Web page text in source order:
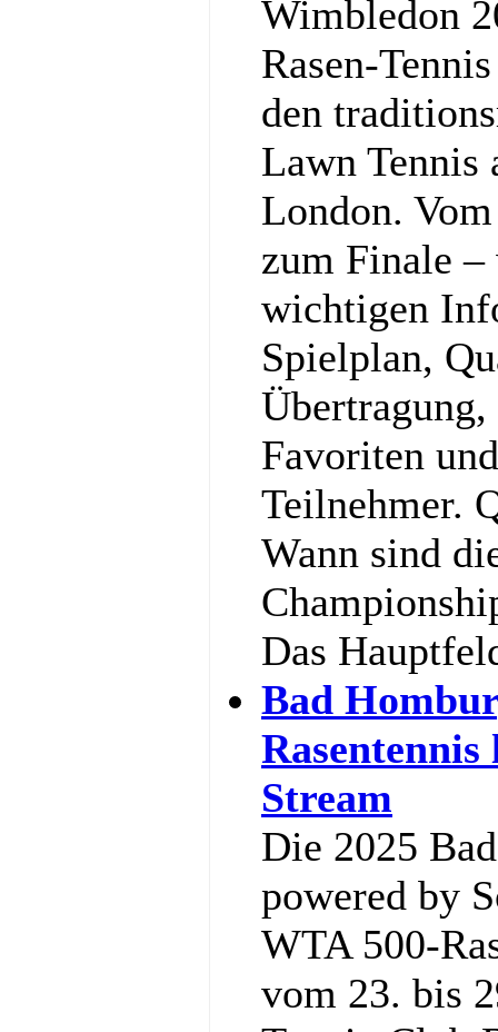
Wimbledon
Rasen-
den
Lawn Tennis
London.
zum Finale
wichtigen
Spielplan,
Favoriten
Teilnehmer.
Wann sind
Das
Bad
Stream
Die 2025
powered by
WTA 500-
vom 23. bis